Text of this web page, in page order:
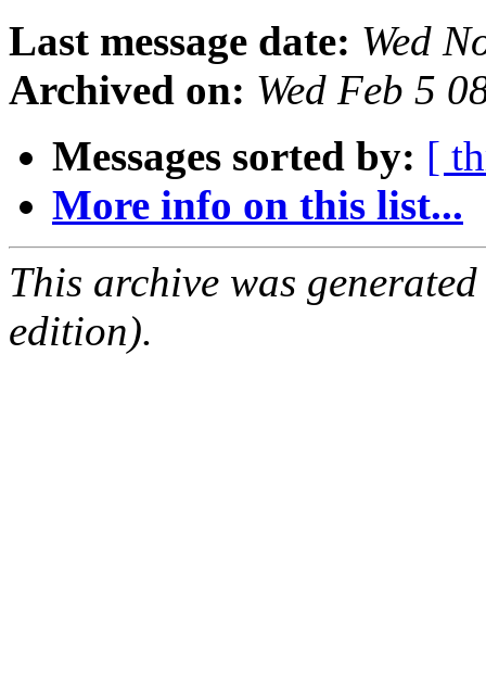
Last message date: Wed
Archived on: Wed Feb 5
Messages sorted by: [
More info on this list...
This archive was
edition).